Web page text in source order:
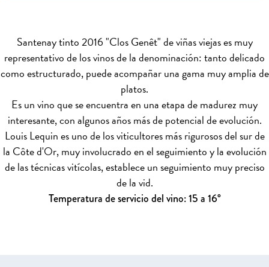
Santenay tinto 2016 "Clos Genêt" de viñas viejas es muy
representativo de los vinos de la denominación: tanto delicado
como estructurado, puede acompañar una gama muy amplia de
platos.
Es un vino que se encuentra en una etapa de madurez muy
interesante, con algunos años más de potencial de evolución.
Louis Lequin es uno de los viticultores más rigurosos del sur de
la Côte d'Or, muy involucrado en el seguimiento y la evolución
de las técnicas vitícolas, establece un seguimiento muy preciso
de la vid.
Temperatura de servicio del vino: 15 a 16°